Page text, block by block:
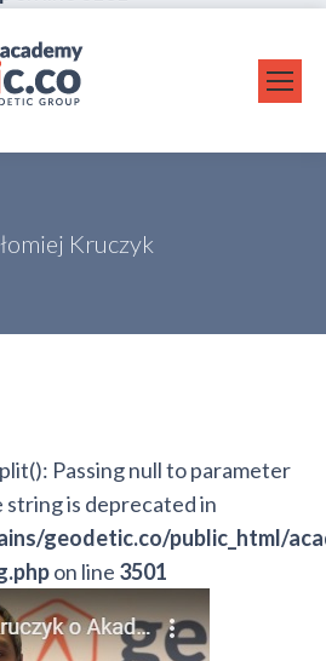
Kruczyk
Passing null to parameter
is deprecated in
geodetic.co/public_html/
on line 3501